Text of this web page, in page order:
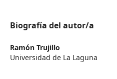
Biografía del autor/a
Ramón Trujillo
Universidad de La Laguna